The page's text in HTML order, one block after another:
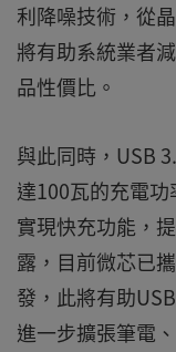
利降噪技術，從
將有助系統業者
品性價比。
與此同時，USB
達100瓦的充電
實現快充功能，
露，目前微芯已
發，此將有助
進一步擴張筆電